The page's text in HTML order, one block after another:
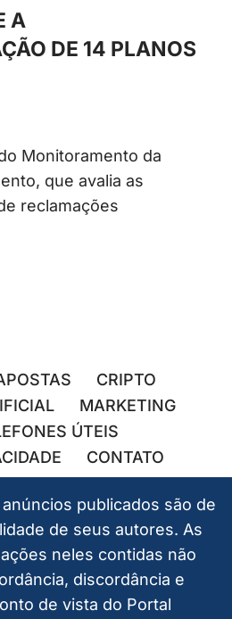
A
DE 14 PLANOS
Monitoramento da
que avalia as
reclamações
CRIPTO
MARKETING
ÚTEIS
CONTATO
publicados são de
de seus autores. As
neles contidas não
discordância e
de vista do Portal